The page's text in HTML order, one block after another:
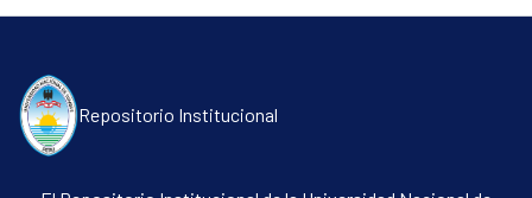
Repositorio Institucional